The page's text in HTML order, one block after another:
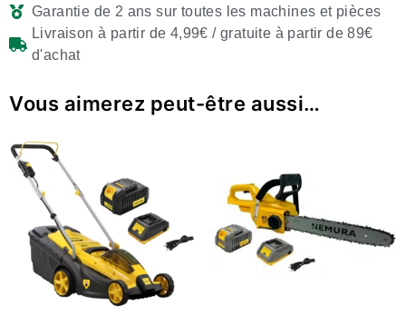
Garantie de 2 ans sur toutes les machines et pièces
Livraison à partir de 4,99€ / gratuite à partir de 89€
d'achat
Vous aimerez peut-être aussi…